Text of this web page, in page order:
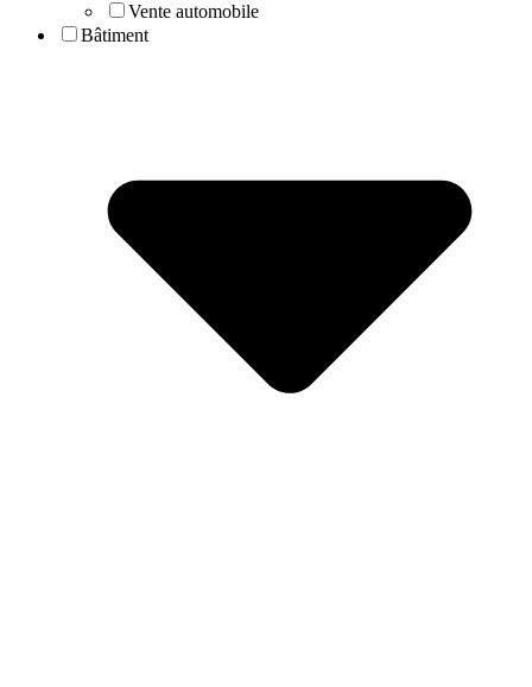
Vente automobile
Bâtiment